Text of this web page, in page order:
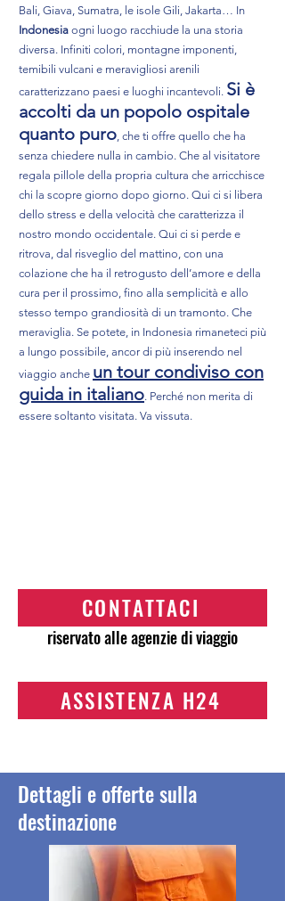
Bali, Giava, Sumatra, le isole Gili, Jakarta… In
Indonesia ogni luogo racchiude la una storia
diversa. Infiniti colori, montagne imponenti,
temibili vulcani e meravigliosi arenili
caratterizzano paesi e luoghi incantevoli. Si è
accolti da un popolo ospitale
quanto puro, che ti offre quello che ha
senza chiedere nulla in cambio. Che al visitatore
regala pillole della propria cultura che arricchisce
chi la scopre giorno dopo giorno. Qui ci si libera
dello stress e della velocità che caratterizza il
nostro mondo occidentale. Qui ci si perde e
ritrova, dal risveglio del mattino, con una
colazione che ha il retrogusto dell’amore e della
cura per il prossimo, fino alla semplicità e allo
stesso tempo grandiosità di un tramonto. Che
meraviglia. Se potete, in Indonesia rimaneteci più
a lungo possibile, ancor di più inserendo nel
viaggio anche un tour condiviso con
guida in italiano. Perché non merita di
essere soltanto visitata. Va vissuta.
CONTATTACI
riservato alle agenzie di viaggio
ASSISTENZA H24
Dettagli e offerte sulla
destinazione